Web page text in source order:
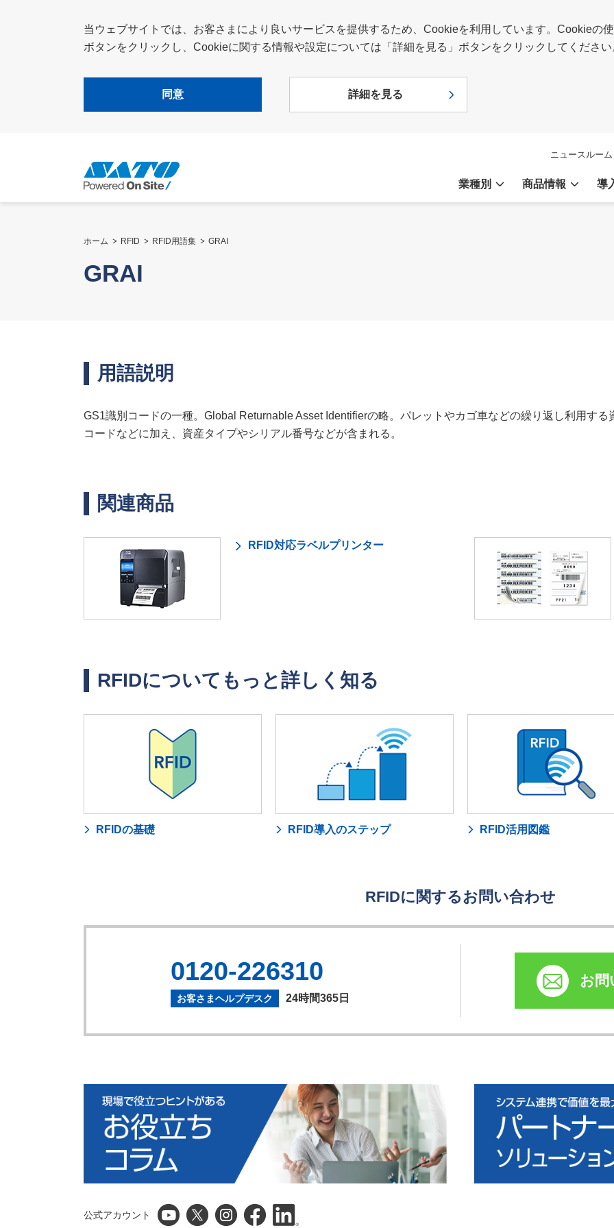
当ウェブサイトでは、お客さまにより良いサービスを提供するため、Cookieを利用しています。Cookieの
ボタンをクリックし、Cookieに関する情報や設定については「詳細を見る」ボタンをクリックしてください
同意 詳細を見る
業種別 商品情報 導
ニュースルーム
ホーム RFID RFID用語集 GRAI
GRAI
用語説明
GS1識別コードの一種。Global Returnable Asset Identifierの略。パレットやカゴ車などの繰り返し利用す
コードなどに加え、資産タイプやシリアル番号などが含まれる。
関連商品
RFID対応ラベルプリンター
RFIDについてもっと詳しく知る
RFIDの基礎 RFID導入のステップ RFID活用図鑑
RFIDに関するお問い合わせ
0120-226310
お客さまヘルプデスク 24時間365日
お問
公式アカウント